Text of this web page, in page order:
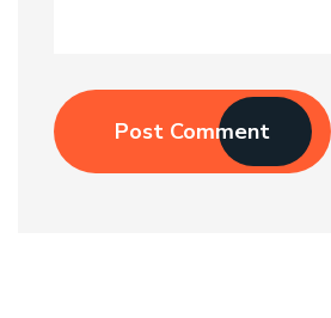
Post Comment